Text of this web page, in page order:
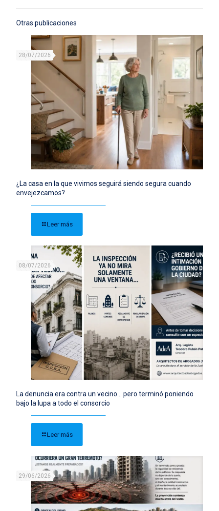
Otras publicaciones
28/07/2026
¿La casa en la que vivimos seguirá siendo segura cuando
envejezcamos?
Leer más
08/07/2026
La denuncia era contra un vecino… pero terminó poniendo
bajo la lupa a todo el consorcio
Leer más
29/06/2026